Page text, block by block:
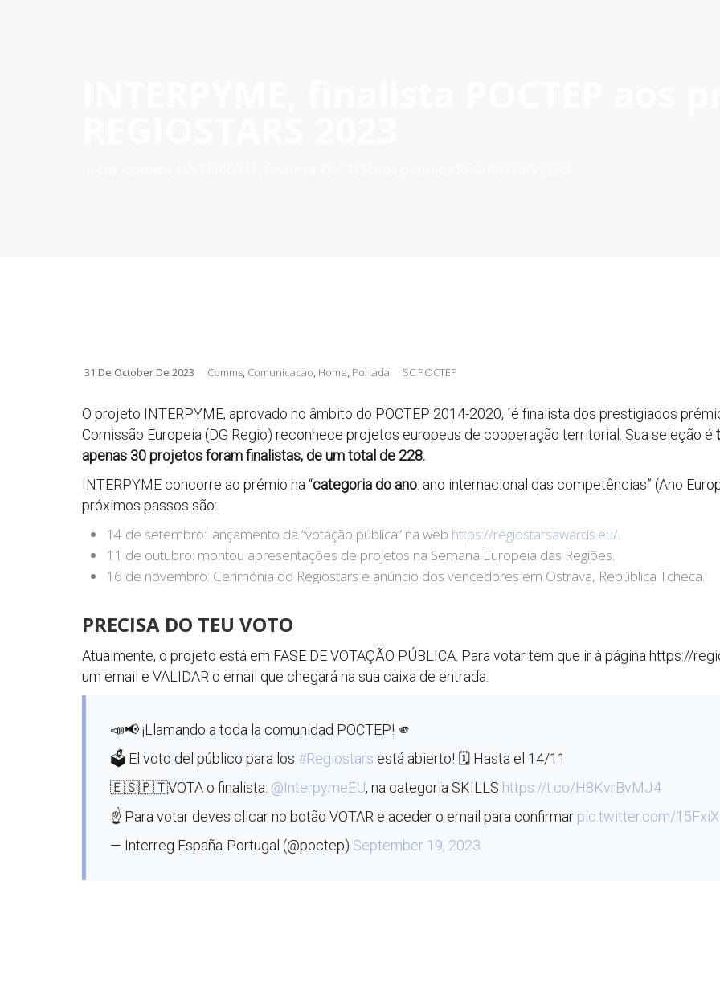
31 De October De 2023 Comms, Comunicacao, Home, Portada SC POCTEP
O projeto INTERPYME, aprovado no âmbito do POCTEP 2014-2020, ´é finalista dos prestigiados
Comissão Europeia (DG Regio) reconhece projetos europeus de cooperação territorial. Sua seleção é
apenas 30 projetos foram finalistas, de um total de 228.
INTERPYME concorre ao prémio na “categoria do ano: ano internacional das competências” (Ano
próximos passos são:
14 de setembro: lançamento da “votação pública” na web https://regiostarsawards.eu/.
11 de outubro: montou apresentações de projetos na Semana Europeia das Regiões.
16 de novembro: Cerimônia do Regiostars e anúncio dos vencedores em Ostrava, República Tcheca.
PRECISA DO TEU VOTO
Atualmente, o projeto está em FASE DE VOTAÇÃO PÚBLICA. Para votar tem que ir à página https://
um email e VALIDAR o email que chegará na sua caixa de entrada.
📣📢 ¡Llamando a toda la comunidad POCTEP! 🫵
🗳️ El voto del público para los #Regiostars está abierto! 🗓 Hasta el 14/11
🇪🇸🇵🇹VOTA o finalista: @InterpymeEU, na categoria SKILLS https://t.co/H8KvrBvMJ4
☝ Para votar deves clicar no botão VOTAR e aceder o email para confirmar pic.twitter.com/
— Interreg España-Portugal (@poctep) September 19, 2023